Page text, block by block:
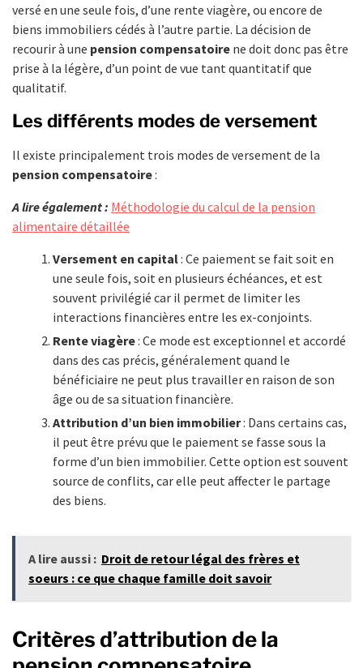
versé en une seule fois, d’une rente viagère, ou encore de
biens immobiliers cédés à l’autre partie. La décision de
recourir à une pension compensatoire ne doit donc pas être
prise à la légère, d’un point de vue tant quantitatif que
qualitatif.
Les différents modes de versement
Il existe principalement trois modes de versement de la
pension compensatoire:
A lire également : Méthodologie du calcul de la pension
alimentaire détaillée
Versement en capital: Ce paiement se fait soit en
une seule fois, soit en plusieurs échéances, et est
souvent privilégié car il permet de limiter les
interactions financières entre les ex-conjoints.
Rente viagère: Ce mode est exceptionnel et accordé
dans des cas précis, généralement quand le
bénéficiaire ne peut plus travailler en raison de son
âge ou de sa situation financière.
Attribution d’un bien immobilier: Dans certains cas,
il peut être prévu que le paiement se fasse sous la
forme d’un bien immobilier. Cette option est souvent
source de conflits, car elle peut affecter le partage
des biens.
A lire aussi : Droit de retour légal des frères et
soeurs : ce que chaque famille doit savoir
Critères d’attribution de la